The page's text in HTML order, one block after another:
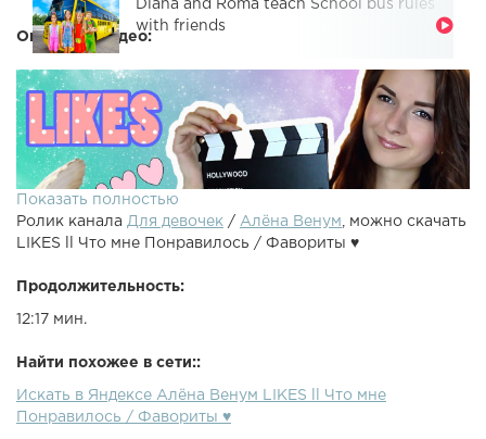
Diana and Roma teach School bus rules
with friends
Описание видео:
Новое видео likes / my favourites / мои любимчики / что
● ● ● ● ● ● ● ● ● ● ● ● ● ● ● ● ● ● ● ● ● ●Ссылка на это видео:
● ● ● ● ● ● ● ● ● ● ● ● ● ● ● ● ● ● ● ● ● ● ● ● ● ● ● ● ● ● ● ● ● ● ●
Показать полностью
Ролик канала Для девочек / Алёна Венум
, можно скачать
LIKES ll Что мне Понравилось / Фавориты ♥
Продолжительность:
12:17 мин.
Найти похожее в сети::
Искать в Яндексе Алёна Венум LIKES ll Что мне
Понравилось / Фавориты ♥